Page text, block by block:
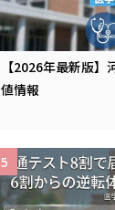
【2026年最新版
値情報
5